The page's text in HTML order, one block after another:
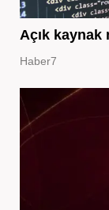
Açık kaynak
Haber7